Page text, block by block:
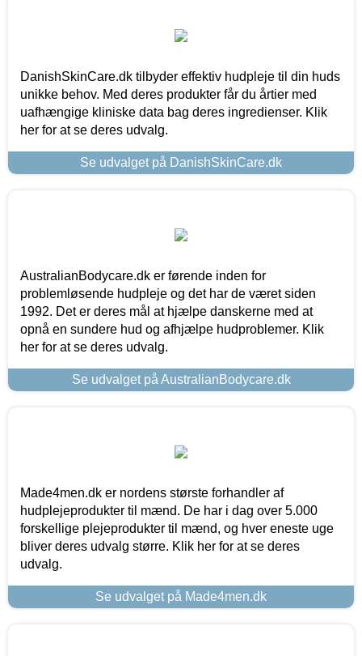
DanishSkinCare.dk tilbyder effektiv hudpleje til din huds
unikke behov. Med deres produkter får du årtier med
uafhængige kliniske data bag deres ingredienser. Klik
her for at se deres udvalg.
Se udvalget på DanishSkinCare.dk
AustralianBodycare.dk er førende inden for
problemløsende hudpleje og det har de været siden
1992. Det er deres mål at hjælpe danskerne med at
opnå en sundere hud og afhjælpe hudproblemer. Klik
her for at se deres udvalg.
Se udvalget på AustralianBodycare.dk
Made4men.dk er nordens største forhandler af
hudplejeprodukter til mænd. De har i dag over 5.000
forskellige plejeprodukter til mænd, og hver eneste uge
bliver deres udvalg større. Klik her for at se deres
udvalg.
Se udvalget på Made4men.dk